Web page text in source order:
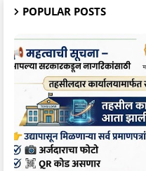
POPULAR POSTS